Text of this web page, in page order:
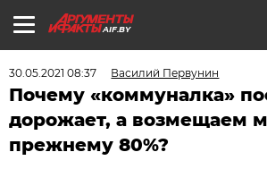
AIF.BY
30.05.2021 08:37 Василий Первунин
Почему «коммуналка»
дорожает, а возмещаем
прежнему 80%?